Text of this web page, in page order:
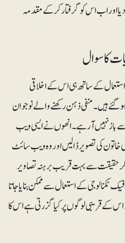
اوراب اس کو گرفتار کرکے مقدمہ
کا سوال
کے ساتھ ہی اس کے اخلاقی
ہیں۔ منفی ذہن رکھنے والے نوجوان
باز نہیں آرہے۔ انھوں نے ایسی ویب
کی تصویر ڈالیں اور وہ ویب سائٹ
حقیقت سے بہت قریب برہنہ تصاویر
کے استعمال سے ممکن بنایا جاتا
کے قریبی لوگوں پر کیا گزرتی ہے اس کا